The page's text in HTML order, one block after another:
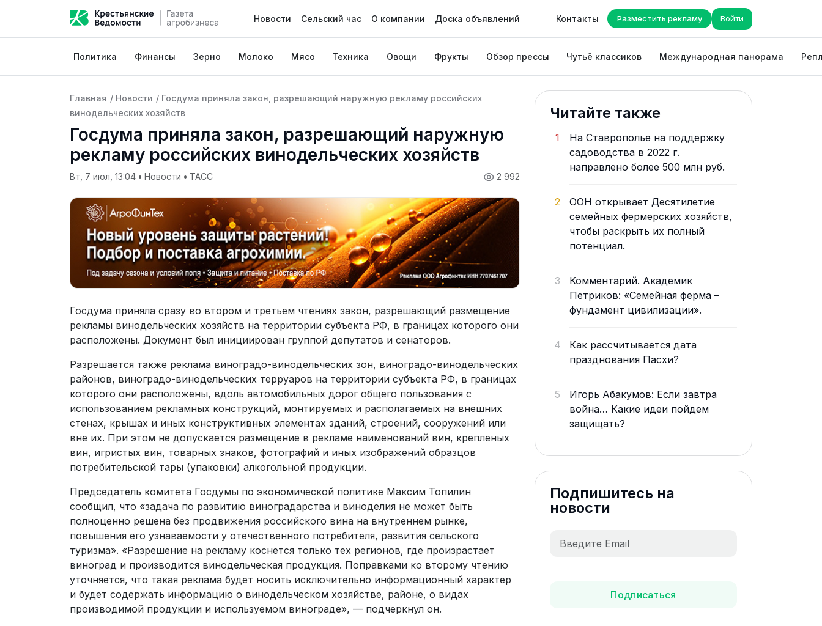
Новости Сельский час О компании Доска объявлений Контакты Разместить рекламу Войти
Политика Финансы Зерно Молоко Мясо Техника Овощи Фрукты Обзор прессы Чутьё классиков Международная панорама
Главная / Новости / Госдума приняла закон, разрешающий наружную рекламу российских
винодельческих хозяйств
Госдума приняла закон, разрешающий наружную
рекламу российских винодельческих хозяйств
2 992
Вт, 7 июл, 13:04 • Новости • ТАСС
Госдума приняла сразу во втором и третьем чтениях закон, разрешающий размещение
рекламы винодельческих хозяйств на территории субъекта РФ, в границах которого они
расположены. Документ был инициирован группой депутатов и сенаторов.
Разрешается также реклама виноградо-винодельческих зон, виноградо-винодельческих
районов, виноградо-винодельческих терруаров на территории субъекта РФ, в границах
которого они расположены, вдоль автомобильных дорог общего пользования с
использованием рекламных конструкций, монтируемых и располагаемых на внешних
стенах, крышах и иных конструктивных элементах зданий, строений, сооружений или
вне их. При этом не допускается размещение в рекламе наименований вин, крепленых
вин, игристых вин, товарных знаков, фотографий и иных изображений образцов
потребительской тары (упаковки) алкогольной продукции.
Председатель комитета Госдумы по экономической политике Максим Топилин
сообщил, что «задача по развитию виноградарства и виноделия не может быть
полноценно решена без продвижения российского вина на внутреннем рынке,
повышения его узнаваемости у отечественного потребителя, развития сельского
туризма». «Разрешение на рекламу коснется только тех регионов, где произрастает
виноград и производится винодельческая продукция. Поправками ко второму чтению
уточняется, что такая реклама будет носить исключительно информационный характер
и будет содержать информацию о винодельческом хозяйстве, районе, о видах
производимой продукции и используемом винограде», — подчеркнул он.
Читайте также
1
На Ставрополье на поддержку
садоводства в 2022 г.
направлено более 500 млн руб.
2
ООН открывает Десятилетие
семейных фермерских хозяйств,
чтобы раскрыть их полный
потенциал.
3
Комментарий. Академик
Петриков: «Семейная ферма –
фундамент цивилизации».
4
Как рассчитывается дата
празднования Пасхи?
5
Игорь Абакумов: Если завтра
война… Какие идеи пойдем
защищать?
Подпишитесь на
новости
Подписаться